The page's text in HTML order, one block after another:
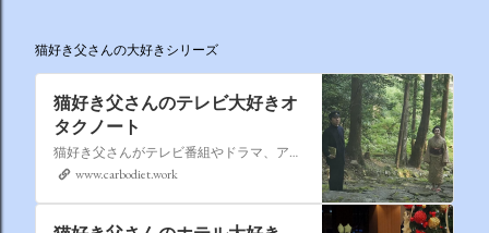
猫好き父さんの大好きシリーズ
猫好き父さんのテレビ大好きオ
タクノート
猫好き父さんがテレビ番組やドラマ、アニメ、特撮ヒーロー,そしてダイエットについて書いたブログです。
www.carbodiet.work